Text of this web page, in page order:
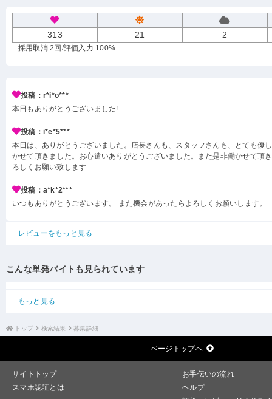
313 21 2
採用取消 2回 /評価入力 100%
投稿：r*i*o***
本日もありがとうございました!
投稿：i*e*5***
本日は、ありがとうございました。店長さんも、スタッフさんも、とても優
かせて頂きました。お心遣いありがとうございました。また是非働かせて頂
ろしくお願い致します
投稿：a*k*2***
いつもありがとうございます。 また機会があったらよろしくお願いします。
レビューをもっと見る
こんな単発バイトも見られています
もっと見る
トップ 検索結果 募集詳細
ページトップへ
サイトトップ
お手伝いの流れ
スマホ認証とは
ヘルプ